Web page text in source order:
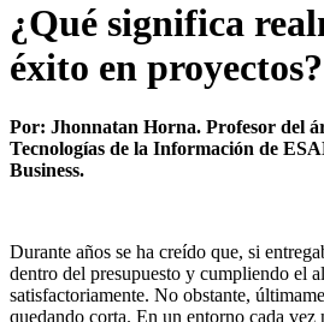
¿Qué significa
éxito en proyectos?
Por: Jhonnatan Horna. Profesor del
Tecnologías de la Información de
Business.
Durante años se ha creído que, si
dentro del presupuesto y cumpliendo el
satisfactoriamente. No obstante,
quedando corta. En un entorno cada vez